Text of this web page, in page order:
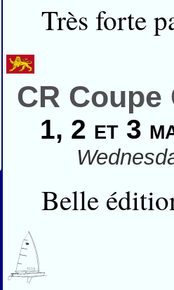
Très forte
CR Coupe
1, 2 et 3
Belle